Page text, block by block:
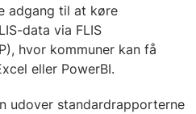
adgang til at køre
data via FLIS
hvor kommuner kan få
eller PowerBI.
udover standardrapporterne